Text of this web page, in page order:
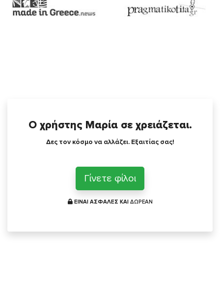
Ο χρήστης Μαρία σε χρειάζεται.
Δες τον κόσμο να αλλάζει. Εξαιτίας σας!
Γίνετε φίλοι
ΕΙΝΑΙ ΑΣΦΑΛΕΣ ΚΑΙ ΔΩΡΕΑΝ